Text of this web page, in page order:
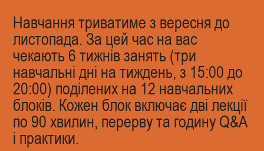
Навчання триватиме з вересня до
листопада. За цей час на вас
чекають 6 тижнів занять (три
навчальні дні на тиждень, з 15:00 до
20:00) поділених на 12 навчальних
блоків. Кожен блок включає дві лекції
по 90 хвилин, перерву та годину Q&A
і практики.